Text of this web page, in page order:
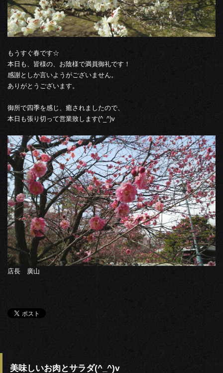
もうすぐ春です☆
本日も、皆様の、お陰様で満員御礼です！
感謝としか言いようがございません。
ありがとうございます。
御所で四季を感じ、癒されましたので、
本日も張り切って営業致します(^_^)v
店長 廣山
美味しいお肉とサラダ(^_^)v